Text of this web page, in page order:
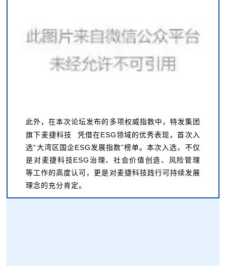
此外，在本次论坛发布的多项权威指数中，特发集团
旗下麦捷科技
凭借在ESG领域的优秀表现，首次入
选“大湾区国企ESG发展指数”榜单。本次入选，不仅
是对麦捷科技ESG治理、社会价值创造、风险管理
等工作的高度认可，更是对麦捷科技践行可持续发展
理念的充分肯定。